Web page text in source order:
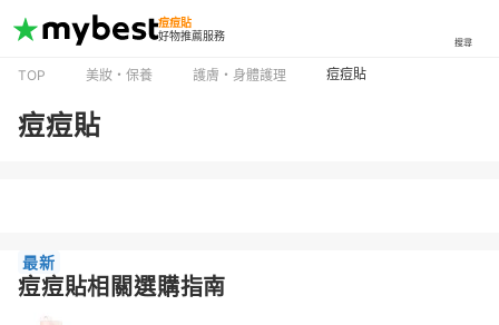
痘痘貼
好物推薦服務
搜尋
TOP 美妝・保養 護膚・身體護理 痘痘貼
痘痘貼
最新
痘痘貼相關選購指南